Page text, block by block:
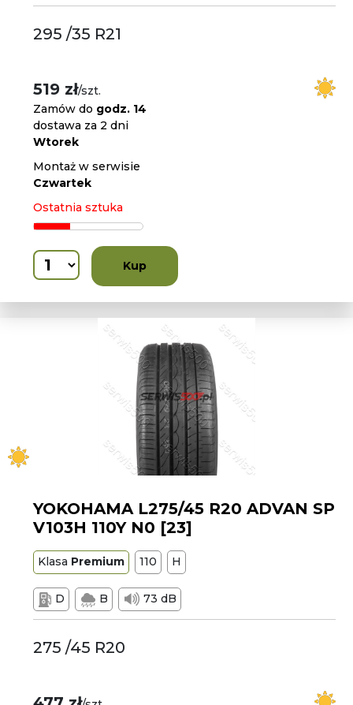
295 /35 R21
519 zł/szt.
Zamów do godz. 14
dostawa za 2 dni
Wtorek
Montaż w serwisie
Czwartek
Ostatnia sztuka
Kup
YOKOHAMA L275/45 R20 ADVAN SP
V103H 110Y N0 [23]
Klasa Premium 110 H
D B 73 dB
275 /45 R20